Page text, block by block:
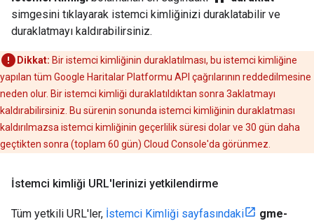
simgesini tıklayarak istemci kimliğinizi duraklatabilir ve
duraklatmayı kaldırabilirsiniz.
Dikkat: Bir istemci kimliğinin duraklatılması, bu istemci kimliğine
yapılan tüm Google Haritalar Platformu API çağrılarının reddedilmesine
neden olur. Bir istemci kimliği duraklatıldıktan sonra 3aklatmayı
kaldırabilirsiniz. Bu sürenin sonunda istemci kimliğinin duraklatması
kaldırılmazsa istemci kimliğinin geçerlilik süresi dolar ve 30 gün daha
geçtikten sonra (toplam 60 gün) Cloud Console'da görünmez.
İstemci kimliği URL'lerinizi yetkilendirme
Tüm yetkili URL'ler, İstemci Kimliği sayfasındaki
gme-